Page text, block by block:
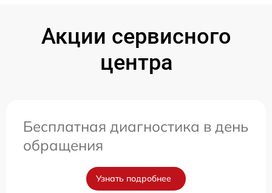
Акции сервисного
центра
Бесплатная диагностика в день
обращения
Узнать подробнее